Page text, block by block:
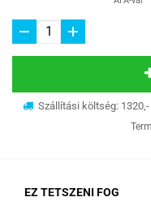
Szállítási költség: 1320,-
EZ TETSZENI FOG